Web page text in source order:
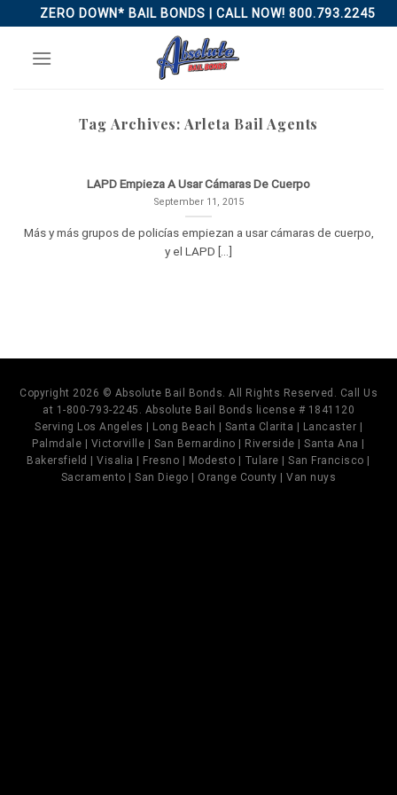
to
content
ZERO DOWN* BAIL BONDS | CALL NOW! 800.793.2245
Tag Archives: Arleta Bail Agents
LAPD Empieza A Usar Cámaras De Cuerpo
September 11, 2015
Más y más grupos de policías empiezan a usar cámaras de cuerpo,
y el LAPD [...]
Copyright 2026 © Absolute Bail Bonds. All Rights Reserved. Call Us
at 1-800-793-2245. Absolute Bail Bonds license # 1841120
Serving Los Angeles | Long Beach | Santa Clarita | Lancaster |
Palmdale | Victorville | San Bernardino | Riverside | Santa Ana |
Bakersfield | Visalia | Fresno | Modesto | Tulare | San Francisco |
Sacramento | San Diego | Orange County | Van nuys